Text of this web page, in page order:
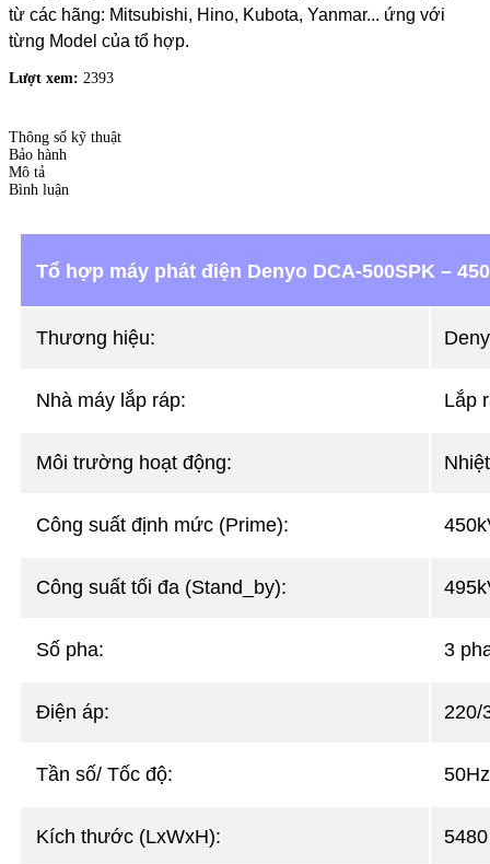
từ các hãng: Mitsubishi, Hino, Kubota, Yanmar... ứng với
từng Model của tổ hợp.
Lượt xem: 2393
Thông số kỹ thuật
Bảo hành
Mô tả
Bình luận
Tổ hợp máy phát điện Denyo DCA-500SPK –
Thương hiệu:
Nhà máy lắp ráp: Lắp
Môi trường hoạt động:
Công suất định mức (Prime):
Công suất tối đa (Stand_by):
Số pha: 3
Điện áp: 220/
Tần số/ Tốc độ:
Kích thước (LxWxH):